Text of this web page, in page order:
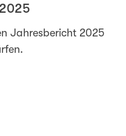
Jahresbericht 2025